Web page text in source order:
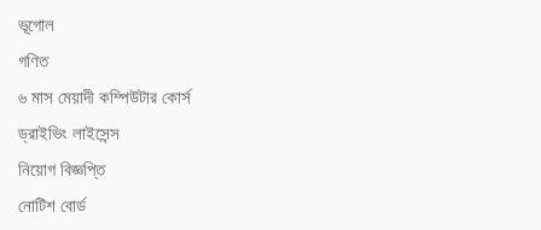
ভূগোল
গণিত
৬ মাস মেয়াদী কম্পিউটার কোর্স
ড্রাইভিং লাইসেন্স
নিয়োগ বিজ্ঞপ্তি
নোটিশ বোর্ড